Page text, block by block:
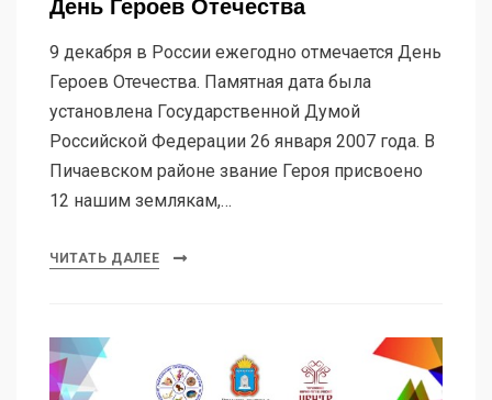
День Героев Отечества
9 декабря в России ежегодно отмечается День
Героев Отечества. Памятная дата была
установлена Государственной Думой
Российской Федерации 26 января 2007 года. В
Пичаевском районе звание Героя присвоено
12 нашим землякам,…
ЧИТАТЬ ДАЛЕЕ